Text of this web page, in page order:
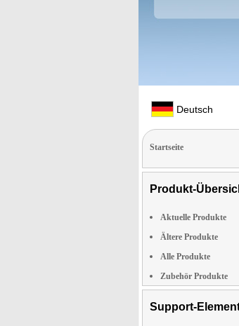
Deutsch
Startseite
Produkt-
Aktuelle Produkte
Ältere Produkte
Alle Produkte
Zubehör Produkte
Support-